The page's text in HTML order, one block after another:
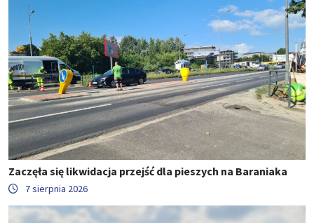
Zaczęła się likwidacja przejść dla pieszych na Baraniaka
7 sierpnia 2026